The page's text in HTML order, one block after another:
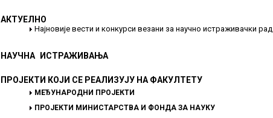
АКТУЕЛНО
Најновије вести и конкурси везани за научно истраживачки рад
НАУЧНА ИСТРАЖИВАЊА
ПРОЈЕКТИ КОЈИ СЕ РЕАЛИЗУЈУ НА ФАКУЛТЕТУ
МЕЂУНАРОДНИ ПРОЈЕКТИ
ПРОЈЕКТИ МИНИСТАРСТВА И ФОНДА ЗА НАУКУ